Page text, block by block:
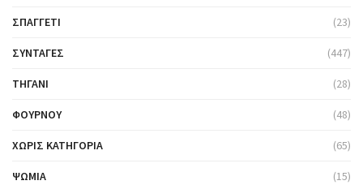
ΣΠΑΓΓΈΤΙ (23)
ΣΥΝΤΑΓΈΣ (447)
ΤΗΓΆΝΙ (28)
ΦΟΎΡΝΟΥ (48)
ΧΩΡΊΣ ΚΑΤΗΓΟΡΊΑ (65)
ΨΩΜΙΆ (15)